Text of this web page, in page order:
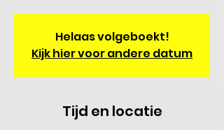
Helaas volgeboekt!
Kijk hier voor andere datum
Tijd en locatie